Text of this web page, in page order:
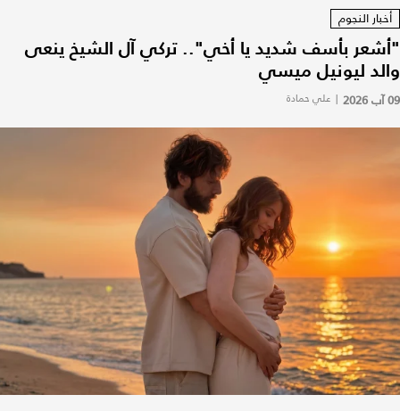
أخبار النجوم
"أشعر بأسف شديد يا أخي".. تركي آل الشيخ ينعى
والد ليونيل ميسي
09 آب 2026 | علي حمادة